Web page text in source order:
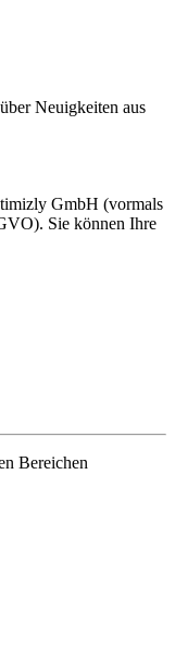
Neuigkeiten aus
GmbH (vormals
Sie können Ihre
Bereichen